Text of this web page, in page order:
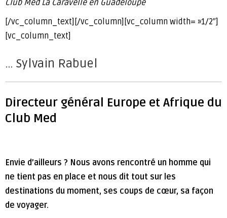
Club Med La Caravelle en Guadeloupe
[/vc_column_text][/vc_column][vc_column width= »1/2″]
[vc_column_text]
… Sylvain Rabuel
Directeur général Europe et Afrique du
Club Med
Envie d’ailleurs ? Nous avons rencontré un homme qui
ne tient pas en place et nous dit tout sur les
destinations du moment, ses coups de cœur, sa façon
de voyager.